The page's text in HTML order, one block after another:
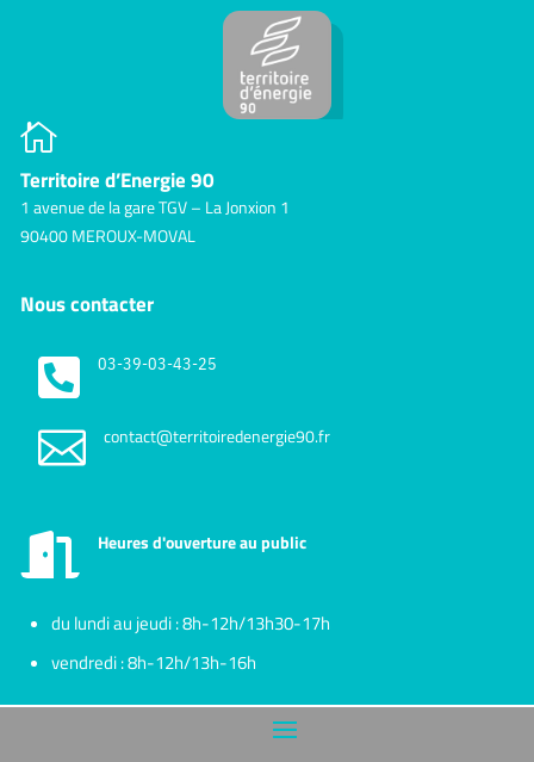

Territoire d’Energie 90
1 avenue de la gare TGV – La Jonxion 1
90400 MEROUX-MOVAL
Nous contacter
 03-39-03-43-25
 contact@territoiredenergie90.fr
 Heures d'ouverture au public
du lundi au jeudi : 8h-12h/13h30-17h
vendredi : 8h-12h/13h-16h